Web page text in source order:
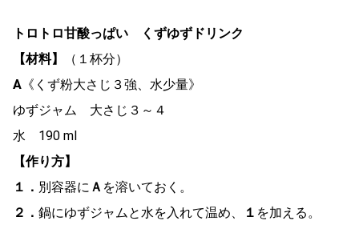
トロトロ甘酸っぱい くずゆずドリンク
【材料】
（１杯分）
A 《くず粉大さじ３強、水少量》
ゆずジャム 大さじ３～４
水 190 ml
【作り方】
１． 別容器に Ａ を溶いておく。
２． 鍋にゆずジャムと水を入れて温め、 １ を加える。